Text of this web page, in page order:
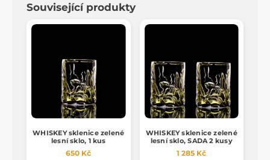
Související produkty
WHISKEY sklenice zelené
lesní sklo, 1 kus
650 Kč
WHISKEY sklenice zelené
lesní sklo, SADA 2 kusy
1 285 Kč